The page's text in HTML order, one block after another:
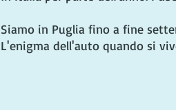
Siamo in Puglia fino a fine
L'enigma dell'auto quando si